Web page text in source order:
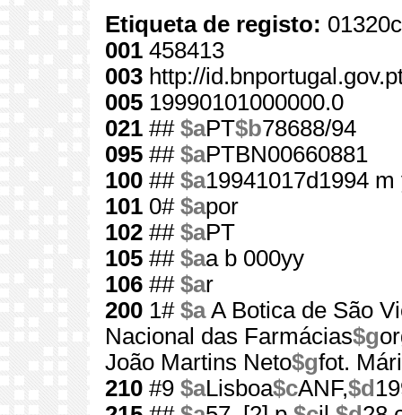
Etiqueta de registo:
001 458413
003 http://
005 19990101000000.0
021 ## $aPT$b78688/94
095 ## $aPTBN00660881
100 ## $a19941017d1994
101 0# $apor
102 ## $aPT
105 ## $aa b 000yy
106 ## $ar
200 1# $aA Botica de São
Nacional das Farmácias$g
João Martins Neto$gfot.
210 #9 $aLisboa$cANF,$d